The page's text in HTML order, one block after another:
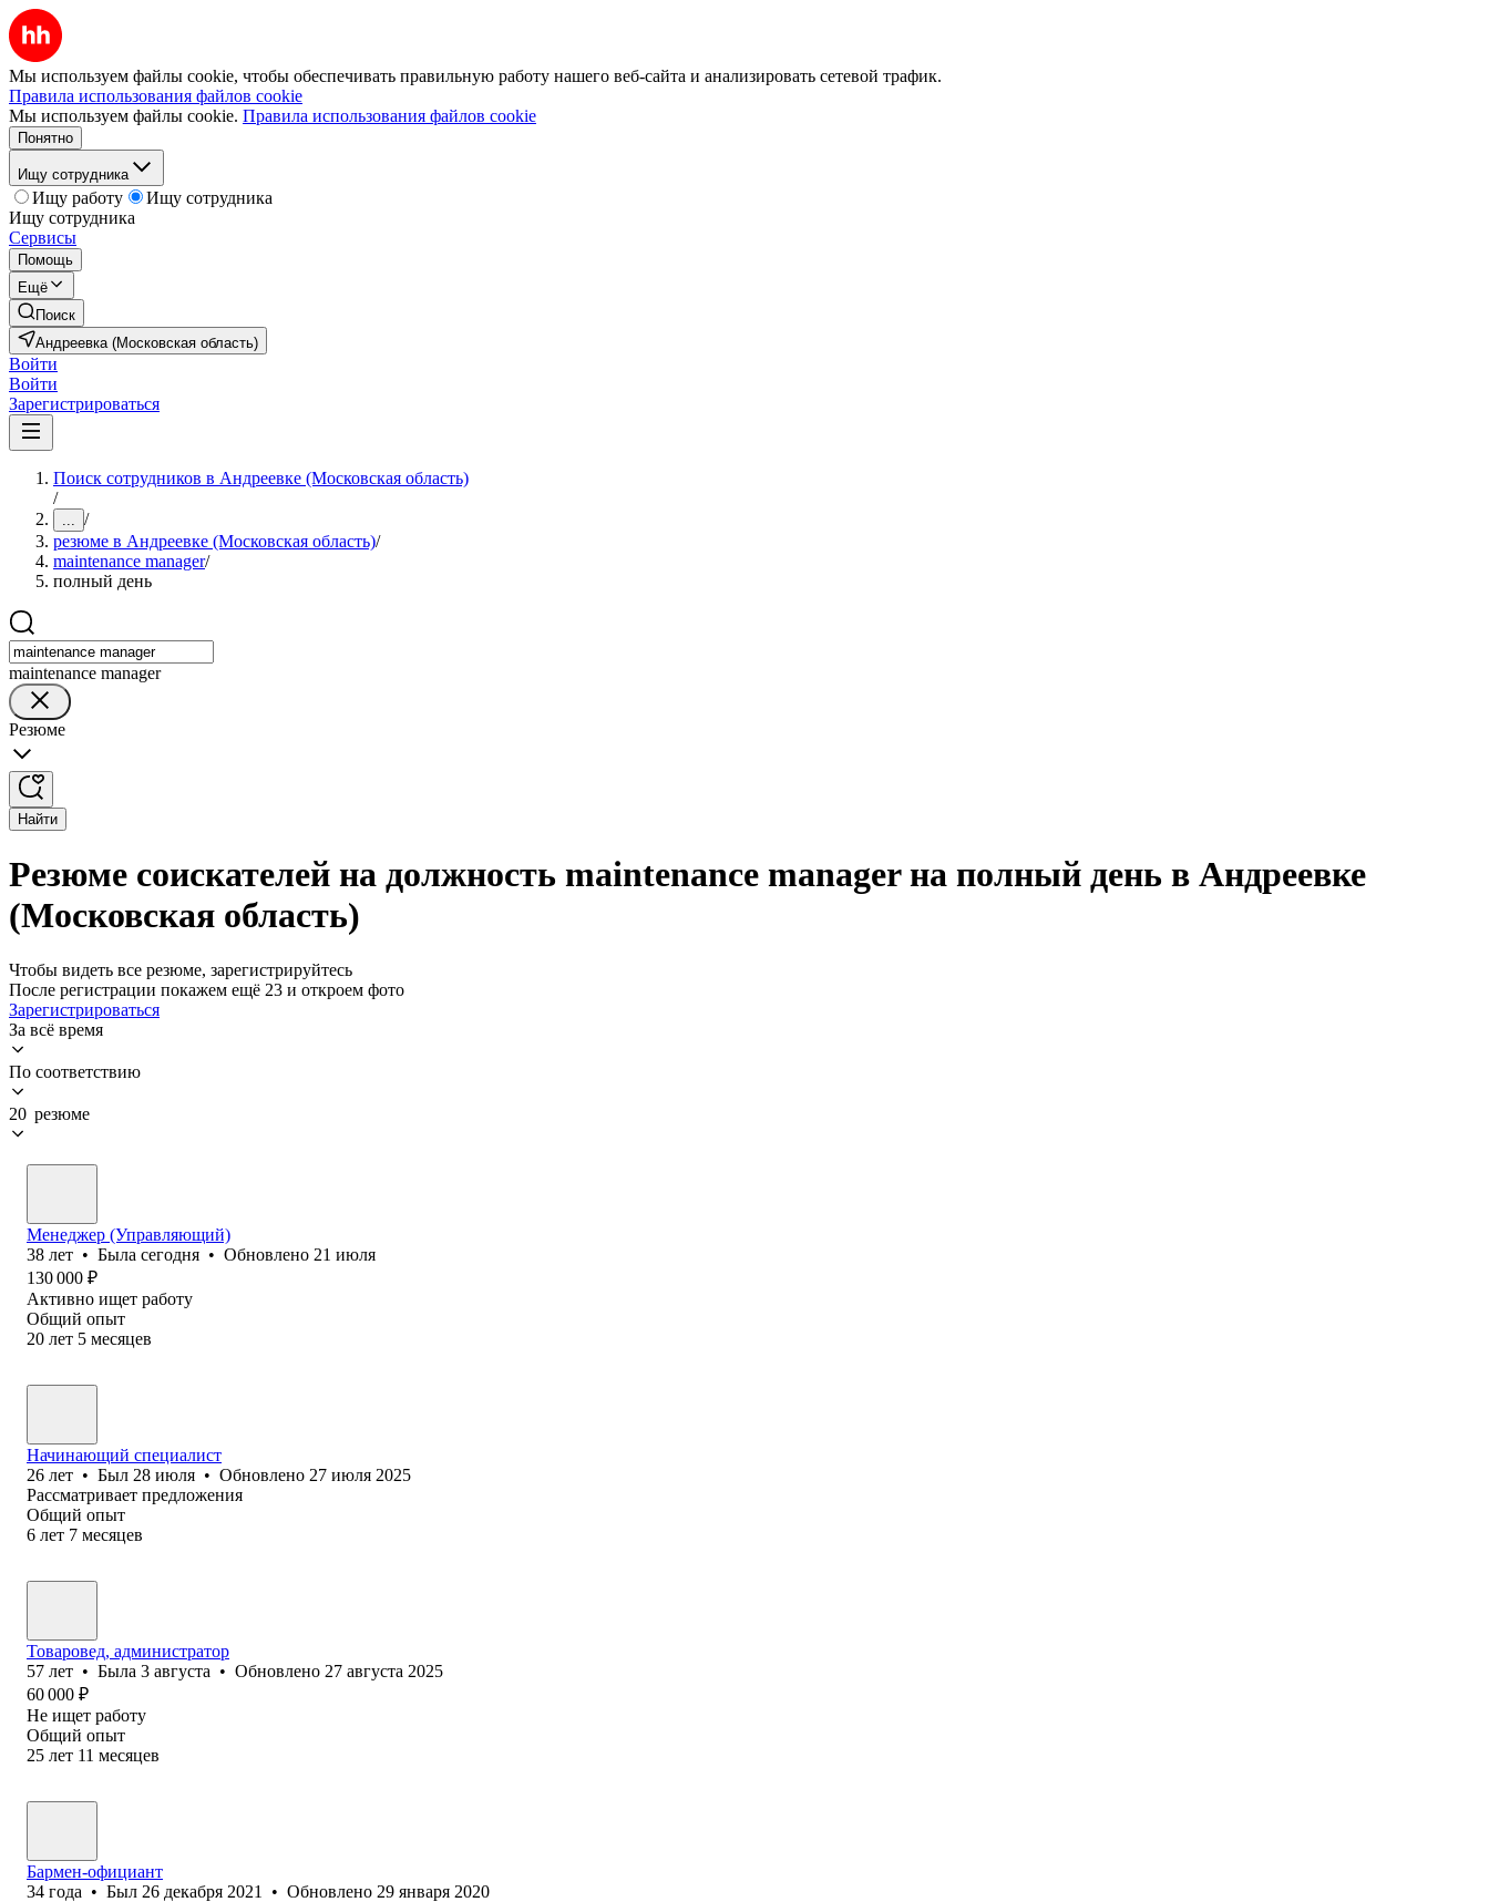
Мы используем файлы cookie, чтобы обеспечивать правильную работу нашего веб-сайта и анализировать сетевой трафик.
Правила использования файлов cookie
Мы используем файлы cookie. Правила использования файлов cookie
Понятно
Ищу сотрудника
Ищу работу
Ищу сотрудника
Ищу сотрудника
Сервисы
Помощь
Ещё
Поиск
Андреевка (Московская область)
Войти
Войти
Зарегистрироваться
Поиск сотрудников в Андреевке (Московская область)
/
... /
резюме в Андреевке (Московская область)/
maintenance manager/
полный день
maintenance manager
Резюме
Найти
Резюме соискателей на должность maintenance manager на полный день в Андреевке
(Московская область)
Чтобы видеть все резюме, зарегистрируйтесь
После регистрации покажем ещё 23 и откроем фото
Зарегистрироваться
За всё время
По соответствию
20 резюме
Менеджер (Управляющий)
38 лет • Была сегодня • Обновлено 21 июля
130 000 ₽
Активно ищет работу
Общий опыт
20 лет 5 месяцев
Начинающий специалист
26 лет • Был 28 июля • Обновлено 27 июля 2025
Рассматривает предложения
Общий опыт
6 лет 7 месяцев
Товаровед, администратор
57 лет • Была 3 августа • Обновлено 27 августа 2025
60 000 ₽
Не ищет работу
Общий опыт
25 лет 11 месяцев
Бармен-официант
34 года • Был 26 декабря 2021 • Обновлено 29 января 2020